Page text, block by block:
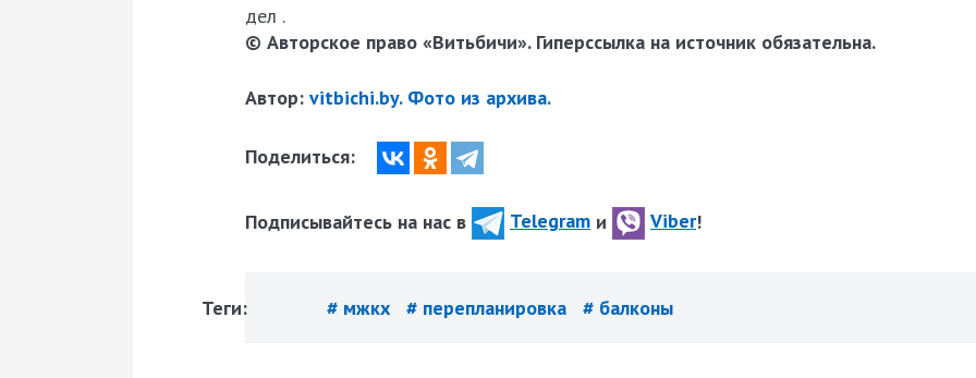
дел .
© Авторское право «Витьбичи». Гиперссылка на источник обязательна.
Автор: vitbichi.by. Фото из архива.
Поделиться:
Подписывайтесь на нас в Telegram и Viber!
Теги: # мжкх # перепланировка # балконы